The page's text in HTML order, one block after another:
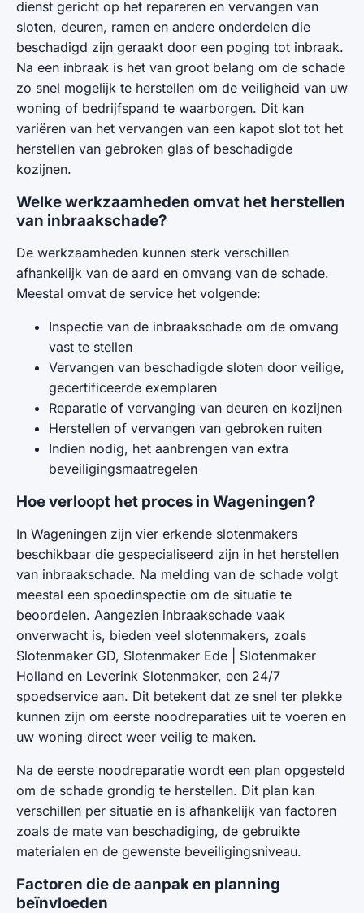
dienst gericht op het repareren en vervangen van
sloten, deuren, ramen en andere onderdelen die
beschadigd zijn geraakt door een poging tot inbraak.
Na een inbraak is het van groot belang om de schade
zo snel mogelijk te herstellen om de veiligheid van uw
woning of bedrijfspand te waarborgen. Dit kan
variëren van het vervangen van een kapot slot tot het
herstellen van gebroken glas of beschadigde
kozijnen.
Welke werkzaamheden omvat het herstellen
van inbraakschade?
De werkzaamheden kunnen sterk verschillen
afhankelijk van de aard en omvang van de schade.
Meestal omvat de service het volgende:
Inspectie van de inbraakschade om de omvang
vast te stellen
Vervangen van beschadigde sloten door veilige,
gecertificeerde exemplaren
Reparatie of vervanging van deuren en kozijnen
Herstellen of vervangen van gebroken ruiten
Indien nodig, het aanbrengen van extra
beveiligingsmaatregelen
Hoe verloopt het proces in Wageningen?
In Wageningen zijn vier erkende slotenmakers
beschikbaar die gespecialiseerd zijn in het herstellen
van inbraakschade. Na melding van de schade volgt
meestal een spoedinspectie om de situatie te
beoordelen. Aangezien inbraakschade vaak
onverwacht is, bieden veel slotenmakers, zoals
Slotenmaker GD, Slotenmaker Ede | Slotenmaker
Holland en Leverink Slotenmaker, een 24/7
spoedservice aan. Dit betekent dat ze snel ter plekke
kunnen zijn om eerste noodreparaties uit te voeren en
uw woning direct weer veilig te maken.
Na de eerste noodreparatie wordt een plan opgesteld
om de schade grondig te herstellen. Dit plan kan
verschillen per situatie en is afhankelijk van factoren
zoals de mate van beschadiging, de gebruikte
materialen en de gewenste beveiligingsniveau.
Factoren die de aanpak en planning
beïnvloeden